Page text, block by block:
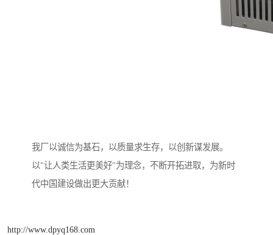
我厂以诚信为基石，以质量求生存，以创新谋发展。
以"让人类生活更美好"为理念，不断开拓进取，为新时
代中国建设做出更大贡献！
http://www.dpyq168.com